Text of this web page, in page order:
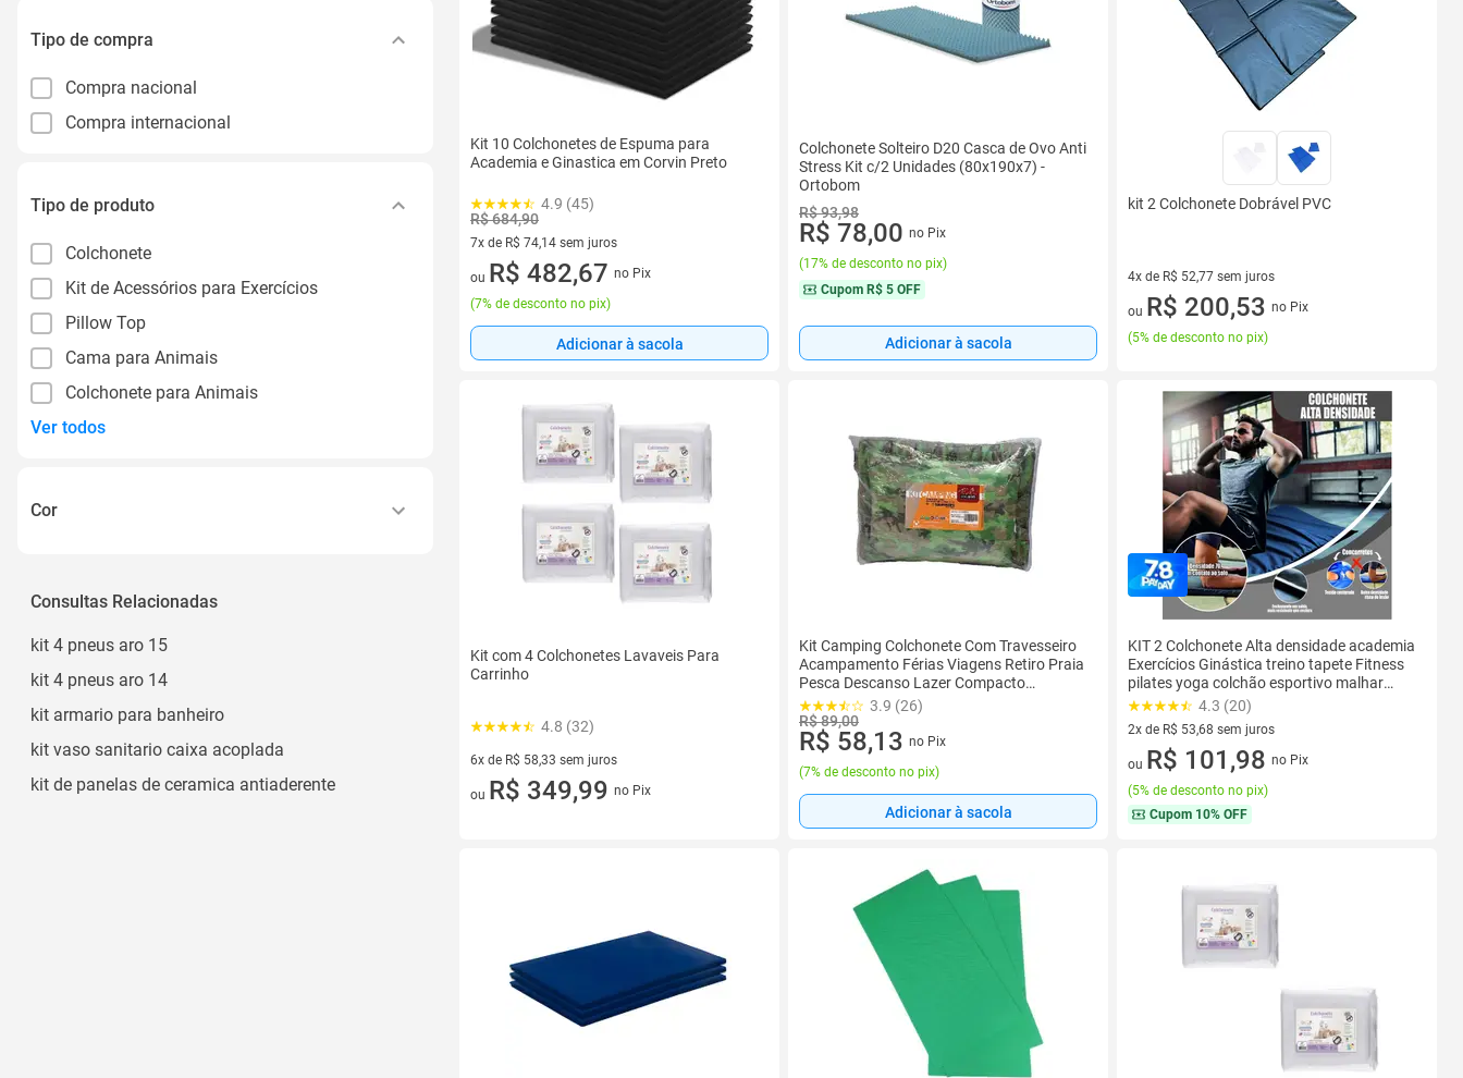
Tipo de compra
Compra nacional
Compra internacional
Tipo de produto
Colchonete
Kit de Acessórios para Exercícios
Pillow Top
Cama para Animais
Colchonete para Animais
Ver todos
Cor
Preto
Consultas Relacionadas
kit 4 pneus aro 15
kit 4 pneus aro 14
kit armario para banheiro
kit vaso sanitario caixa acoplada
kit de panelas de ceramica antiaderente
Kit 10 Colchonetes de Espuma para
Academia e Ginastica em Corvin Preto
4.9 (45)
R$ 684,90
7x de R$ 74,14 sem juros
7 vez de R$ 74,14 sem juros
ou R$ 482,67 no Pix
(7% de desconto no pix)
Adicionar à sacola
Colchonete Solteiro D20 Casca de Ovo Anti
Stress Kit c/2 Unidades (80x190x7) -
Ortobom
R$ 93,98
R$ 78,00 no Pix
(17% de desconto no pix)
Cupom R$ 5 OFF
Adicionar à sacola
kit 2 Colchonete Dobrável PVC
4x de R$ 52,77 sem juros
4 vez de R$ 52,77 sem juros
ou R$ 200,53 no Pix
(5% de desconto no pix)
Kit com 4 Colchonetes Lavaveis Para
Carrinho
4.8 (32)
6x de R$ 58,33 sem juros
6 vez de R$ 58,33 sem juros
ou R$ 349,99 no Pix
Kit Camping Colchonete Com Travesseiro
Acampamento Férias Viagens Retiro Praia
Pesca Descanso Lazer Compacto
Dobrável Fácil Transporte Portátil Leve
3.9 (26)
R$ 89,00
R$ 58,13 no Pix
(7% de desconto no pix)
Adicionar à sacola
KIT 2 Colchonete Alta densidade academia
Exercícios Ginástica treino tapete Fitness
pilates yoga colchão esportivo malhar
impermeável malhação
4.3 (20)
2x de R$ 53,68 sem juros
2 vez de R$ 53,68 sem juros
ou R$ 101,98 no Pix
(5% de desconto no pix)
Cupom 10% OFF